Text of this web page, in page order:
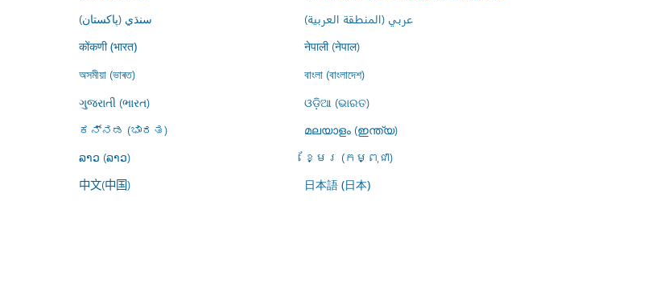
سنڌي (پاکستان)
عربي (المنطقة العربية)
कोंकणी (भारत)
नेपाली (नेपाल)
অসমীয়া (ভাৰত)
বাংলা (বাংলাদেশ)
ગુજરાતી (ભારત)
ଓଡ଼ିଆ (ଭାରତ)
ಕನ್ನಡ (ಭಾರತ)
മലയാളം (ഇന്ത്യ)
ລາວ (ລາວ)
ខ្មែរ (កម្ពុជា)
中文(中国) 日本語 (日本)